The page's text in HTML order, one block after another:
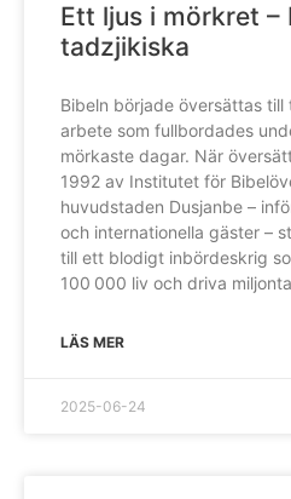
Ett ljus i mörkret –
tadzjikiska
Bibeln började översättas
arbete som fullbordades
mörkaste dagar. När
1992 av Institutet för
huvudstaden Dusjanbe –
och internationella gäster –
till ett blodigt inbördeskrig
100 000 liv och driva
LÄS MER
2025-06-24